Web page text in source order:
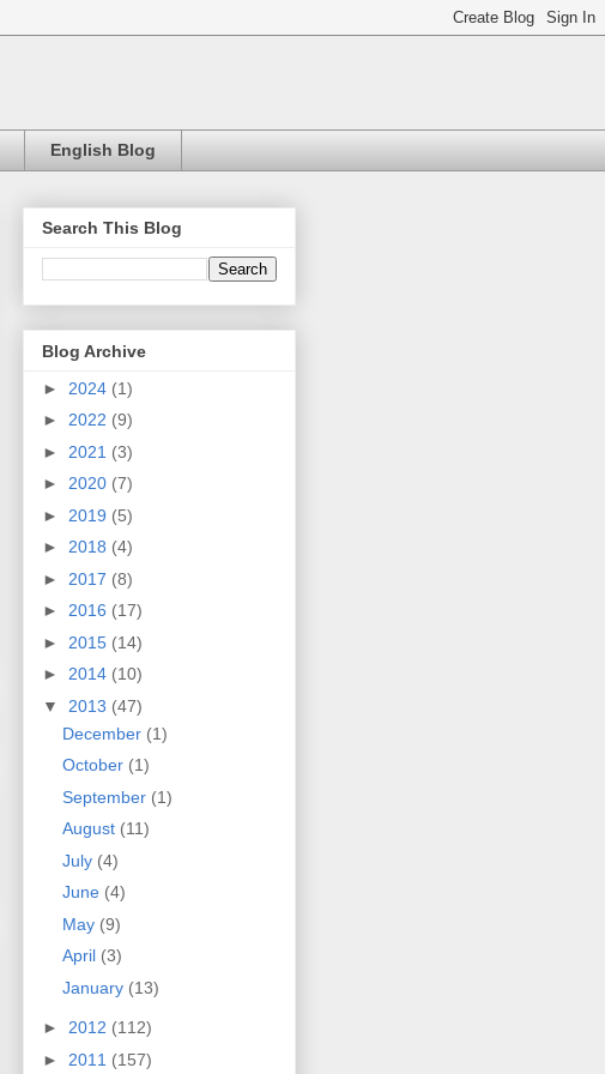
English Blog
Search This Blog
Blog Archive
► 2024 (1)
► 2022 (9)
► 2021 (3)
► 2020 (7)
► 2019 (5)
► 2018 (4)
► 2017 (8)
► 2016 (17)
► 2015 (14)
► 2014 (10)
▼ 2013 (47)
December (1)
October (1)
September (1)
August (11)
July (4)
June (4)
May (9)
April (3)
January (13)
► 2012 (112)
► 2011 (157)